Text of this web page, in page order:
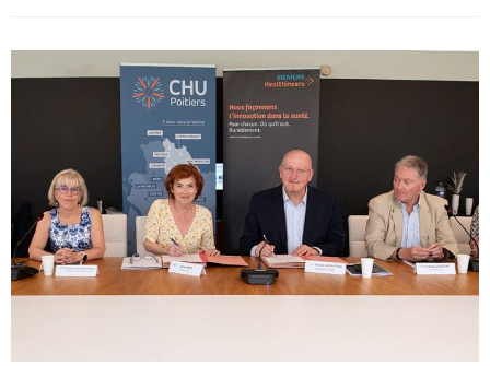
cancers pédiatriques.